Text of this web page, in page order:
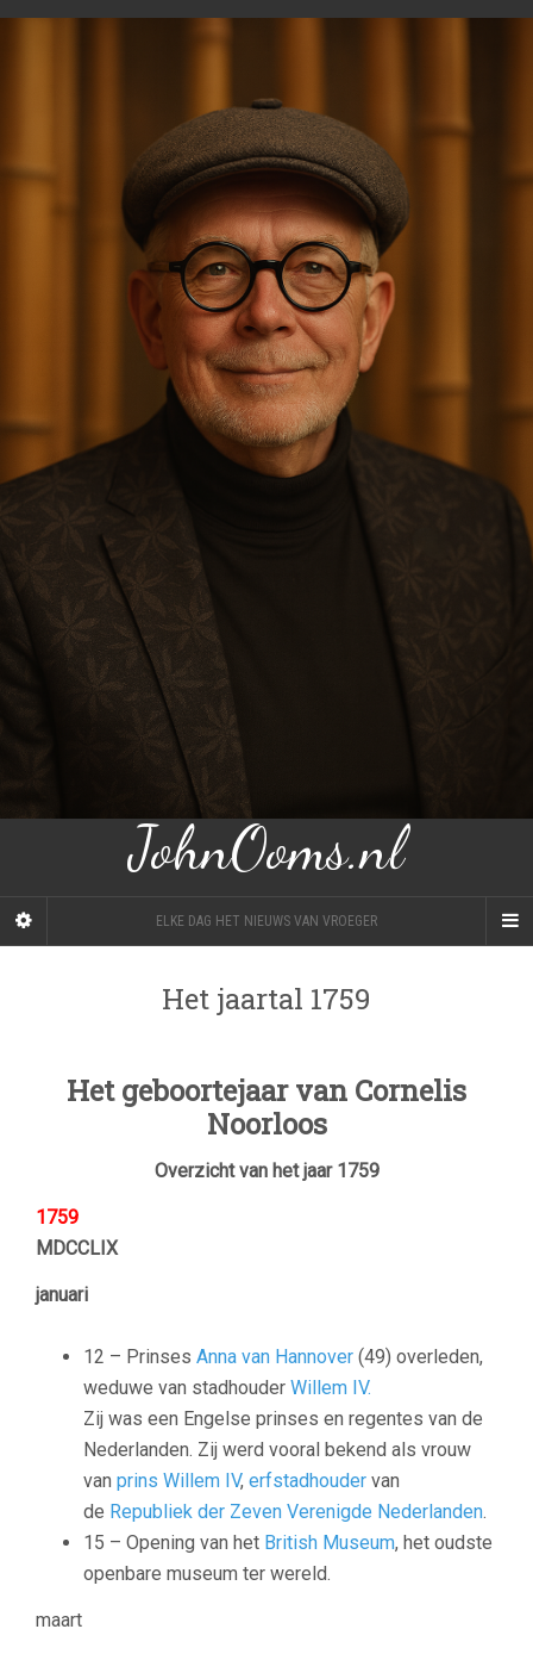
JohnOoms.nl
ELKE DAG HET NIEUWS VAN VROEGER
Het jaartal 1759
Het geboortejaar van Cornelis
Noorloos
Overzicht van het jaar 1759
1759
MDCCLIX
januari
12 – Prinses Anna van Hannover (49) overleden,
weduwe van stadhouder Willem IV.
Zij was een Engelse prinses en regentes van de
Nederlanden. Zij werd vooral bekend als vrouw
van prins Willem IV, erfstadhouder van
de Republiek der Zeven Verenigde Nederlanden.
15 – Opening van het British Museum, het oudste
openbare museum ter wereld.
maart